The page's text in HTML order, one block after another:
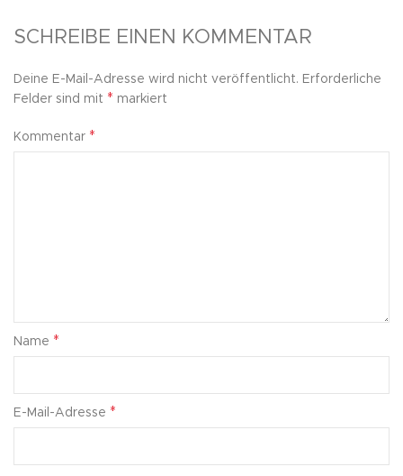
SCHREIBE EINEN KOMMENTAR
Deine E-Mail-Adresse wird nicht veröffentlicht. Erforderliche
Felder sind mit * markiert
Kommentar *
Name *
E-Mail-Adresse *